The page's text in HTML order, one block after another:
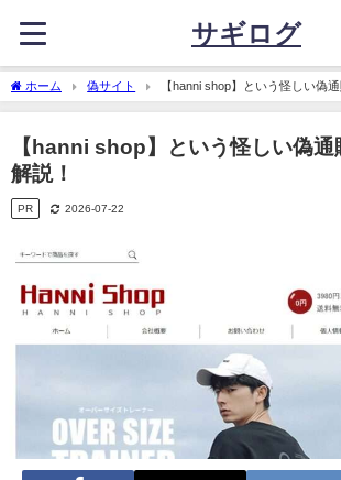
サギログ
ホーム 偽サイト 【hanni shop】という怪しい偽
【hanni shop】という怪しい偽通
解説！
PR 2026-07-22